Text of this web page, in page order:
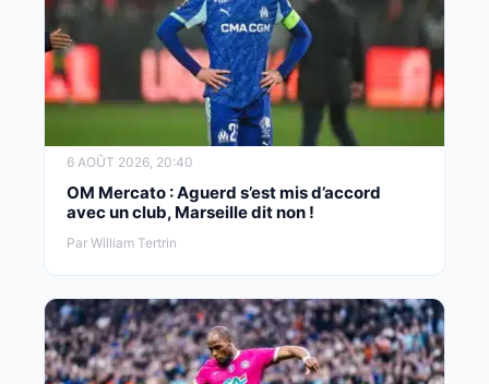
6 AOÛT 2026, 20:40
OM Mercato : Aguerd s’est mis d’accord
avec un club, Marseille dit non !
Par William Tertrin